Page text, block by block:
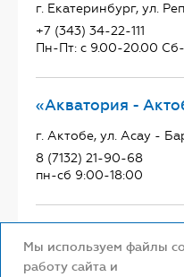
Мы используем файлы
работу сайта и
г. Екатеринбург, ул.
+7 (343) 34-22-111
Пн-Пт: с 9.00-20.00 Сб-
«Акватория -
г. Актобе, ул. Асау -
8 (7132) 21-90-68
пн-сб 9:00-18:00
г. Актобе, 11 мкр, ул.